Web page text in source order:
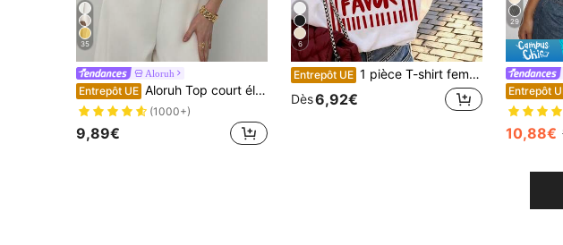
35
Aloruh
Entrepôt UE Aloruh Top court élégant sans manches à col montant de couleur unie pour femmes, polyvalent pour l'été, la plage, les vacances, le style boho, tropical, la Saint-Valentin, la rentrée scolaire
(1000+)
9,89€
6
Entrepôt UE 1 pièce T-shirt femme d'été ample et décontracté à col rond et manches courtes, imprimé rayé "MORE AMOR POR FAVOR", vacances, bureau, quotidien, blanc
Dès6,92€
29
Entrepôt
10,88€